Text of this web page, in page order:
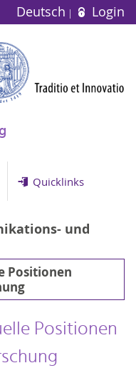
Deutsch Login
Quicklinks
und
Positionen
Positionen